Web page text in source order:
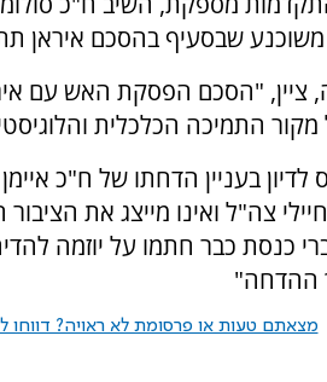
משוכנע שבסעיף בהסכם איראן
"הסכם הפסקת האש עם
מקור התמיכה הכלכלית
לדיון בעניין הדחתו של ח"כ
צה"ל ואינו מייצג את
לא בכנסת ישראל. 70 חברי כנסת כבר חתמו
ההדחה"
מצאתם טעות או פרסומת לא ראויה? דווחו